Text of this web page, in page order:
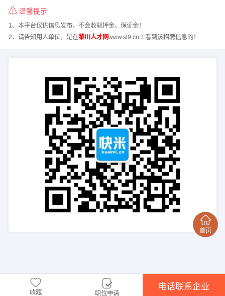
温馨提示
1、本平台仅供信息发布，不会收取押金、保证金！
2、请告知用人单位，是在黎川人才网www.st9.cn上看到该招聘信息的！
收藏 职位申请
电话联系企业